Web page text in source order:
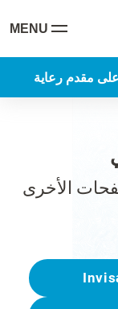
MENU
مقدم رعاية
الأخرى